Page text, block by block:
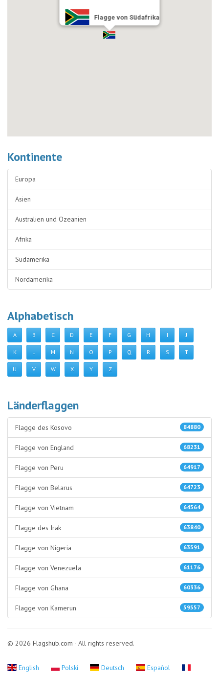
Flagge von Südafrika
Kontinente
Europa
Asien
Australien und Ozeanien
Afrika
Südamerika
Nordamerika
Alphabetisch
A B C D E F G H I J
K L M N O P Q R S T
U V W X Y Z
Länderflaggen
84880
Flagge des Kosovo
68231
Flagge von England
64917
Flagge von Peru
64723
Flagge von Belarus
64564
Flagge von Vietnam
63840
Flagge des Irak
63591
Flagge von Nigeria
61176
Flagge von Venezuela
60336
Flagge von Ghana
59557
Flagge von Kamerun
© 2026 Flagshub.com - All rights reserved.
English Polski Deutsch
Español